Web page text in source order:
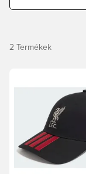
2 Termékek
Megnyit egy